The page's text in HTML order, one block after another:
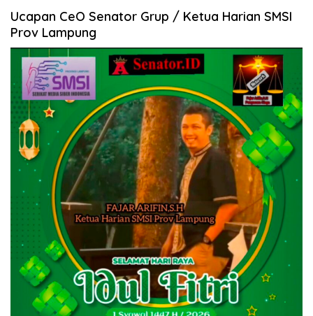
Ucapan CeO Senator Grup / Ketua Harian SMSI
Prov Lampung